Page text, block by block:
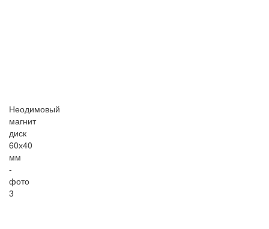
Неодимовый
магнит
диск
60х40
мм
-
фото
3